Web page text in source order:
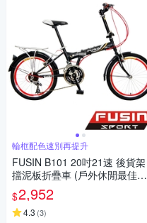
輪框配色速別再提升
FUSIN B101 20吋21速 後貨架
擋泥板折疊車 (戶外休閒最佳實
用選擇)
$2,952
4.3 (3)